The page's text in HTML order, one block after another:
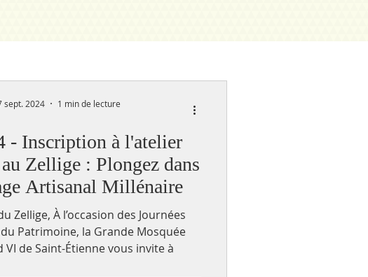
- Inscription à l'atelier
Zellige : Plongez dans
Artisanal Millénaire
Zellige, À l’occasion des Journées
Patrimoine, la Grande Mosquée
VI de Saint-Étienne vous invite à
sept. 2024 1 min de lecture